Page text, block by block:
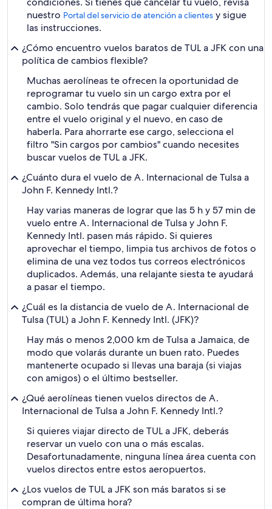
nuestro Portal del servicio de atención a clientes y sigue
las instrucciones.
¿Cómo encuentro vuelos baratos de TUL a JFK con una
política de cambios flexible?
Muchas aerolíneas te ofrecen la oportunidad de
reprogramar tu vuelo sin un cargo extra por el
cambio. Solo tendrás que pagar cualquier diferencia
entre el vuelo original y el nuevo, en caso de
haberla. Para ahorrarte ese cargo, selecciona el
filtro "Sin cargos por cambios" cuando necesites
buscar vuelos de TUL a JFK.
¿Cuánto dura el vuelo de A. Internacional de Tulsa a
John F. Kennedy Intl.?
Hay varias maneras de lograr que las 5 h y 57 min de
vuelo entre A. Internacional de Tulsa y John F.
Kennedy Intl. pasen más rápido. Si quieres
aprovechar el tiempo, limpia tus archivos de fotos o
elimina de una vez todos tus correos electrónicos
duplicados. Además, una relajante siesta te ayudará
a pasar el tiempo.
¿Cuál es la distancia de vuelo de A. Internacional de
Tulsa (TUL) a John F. Kennedy Intl. (JFK)?
Hay más o menos 2,000 km de Tulsa a Jamaica, de
modo que volarás durante un buen rato. Puedes
mantenerte ocupado si llevas una baraja (si viajas
con amigos) o el último bestseller.
¿Qué aerolíneas tienen vuelos directos de A.
Internacional de Tulsa a John F. Kennedy Intl.?
Si quieres viajar directo de TUL a JFK, deberás
reservar un vuelo con una o más escalas.
Desafortunadamente, ninguna línea área cuenta con
vuelos directos entre estos aeropuertos.
¿Los vuelos de TUL a JFK son más baratos si se
compran de última hora?